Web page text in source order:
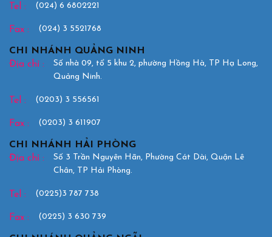
Tel : (024) 6 6802221
Fax : (024) 3 5521768
CHI NHÁNH QUẢNG NINH
Địa chỉ :
Số nhà 09, tổ 5 khu 2, phường Hồng Hà, TP Hạ Long,
Quảng Ninh.
Tel : (0203) 3 556561
Fax : (0203) 3 611907
CHI NHÁNH HẢI PHÒNG
Địa chỉ :
Số 3 Trần Nguyên Hãn, Phường Cát Dài, Quận Lê
Chân, TP Hải Phòng.
Tel : (0225)3 787 738
Fax : (0225) 3 630 739